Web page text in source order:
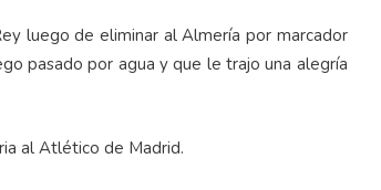
luego de eliminar al Almería por marcador
pasado por agua y que le trajo una alegría
al Atlético de Madrid.